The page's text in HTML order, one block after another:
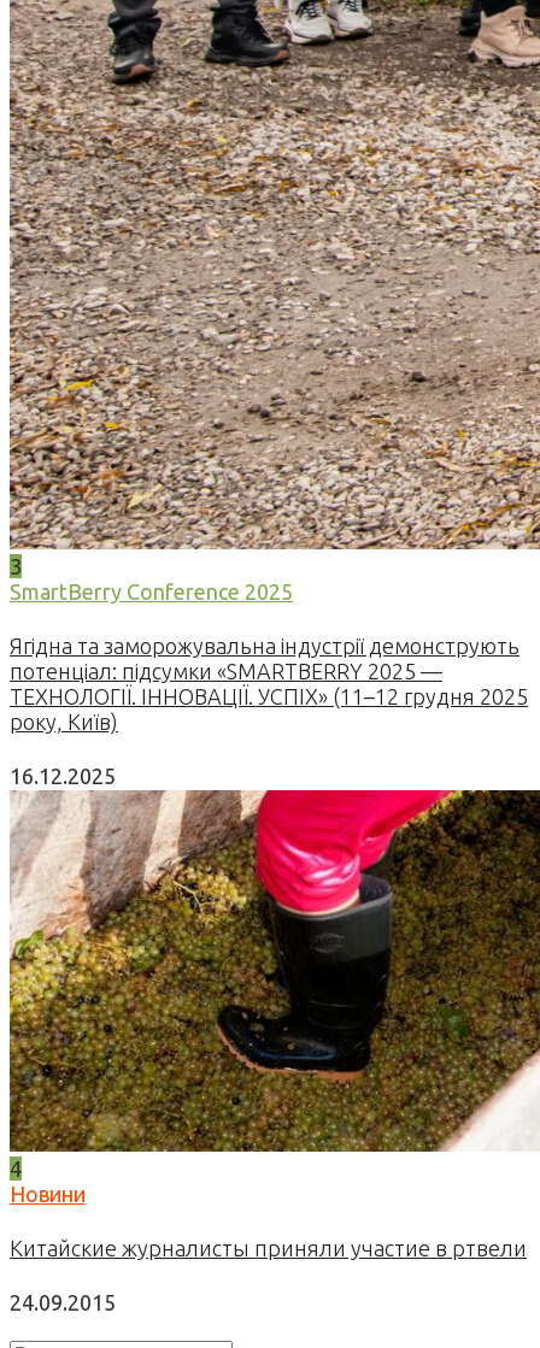
3
SmartBerry Conference 2025
Ягідна та заморожувальна індустрії демонструють
потенціал: підсумки «SMARTBERRY 2025 —
ТЕХНОЛОГІЇ. ІННОВАЦІЇ. УСПІХ» (11–12 грудня 2025
року, Київ)
16.12.2025
4
Новини
Китайские журналисты приняли участие в ртвели
24.09.2015